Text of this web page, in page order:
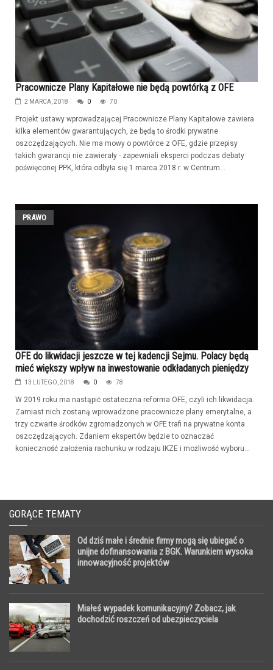
Pracownicze Plany Kapitałowe nie będą powtórką z OFE
2 MARCA, 2018 0 70
Projekt ustawy wprowadzającej Pracownicze Plany Kapitałowe zawiera
kilka elementów gwarantujących, że będą to środki prywatne
oszczędzających. Nie ma mowy o powtórce z OFE, gdzie przepisy
takich gwarancji nie zawierały - zapewniali eksperci podczas debaty
poświęconej PPK, która odbyła się 1 marca 2018 r. w Centrum...
PRAWO
OFE do likwidacji jeszcze w tej kadencji Sejmu. Polacy będą
mieć większy wpływ na inwestowanie odkładanych pieniędzy
13 LUTEGO, 2018 0 78
W 2019 roku ma nastąpić ostateczna reforma OFE, czyli ich likwidacja.
Zamiast nich zostaną wprowadzone pracownicze plany emerytalne, a
trzy czwarte środków zgromadzonych w OFE trafi na prywatne konta
oszczędzających. Zdaniem ekspertów będzie to oznaczać
konieczność założenia rachunku w rodzaju IKZE i możliwość wyboru...
GORĄCE TEMATY
Od dziś małe i średnie firmy mogą się ubiegać o
unijne dofinansowania z BGK. Warunkiem wysoka
innowacyjność projektów
Miałeś wypadek komunikacyjny? Zobacz, jak
dochodzić roszczeń od ubezpieczyciela